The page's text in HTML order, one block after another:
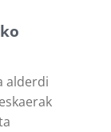
alderdi